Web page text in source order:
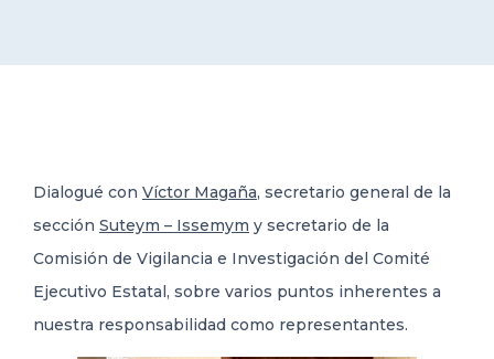
TRANSPARENCIA
Dialogué con Víctor Magaña, secretario general de la
sección Suteym – Issemym y secretario de la
Comisión de Vigilancia e Investigación del Comité
Ejecutivo Estatal, sobre varios puntos inherentes a
nuestra responsabilidad como representantes.